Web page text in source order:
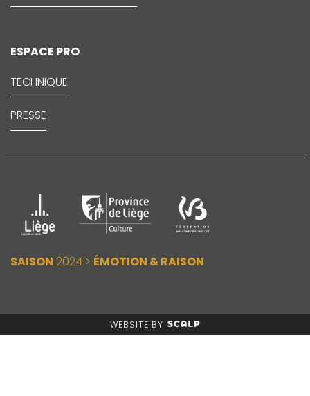
ESPACE PRO
TECHNIQUE
PRESSE
SAISON 2024 > ÉMOTION & RAISON
WEBSITE BY